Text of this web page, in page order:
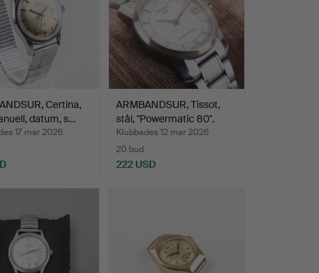
Certina,
datum, s…
17 mar 2026
ARMBANDSUR, Tissot,
stål, "Powermatic 80".
Klubbades 12 mar 2026
20 bud
222 USD